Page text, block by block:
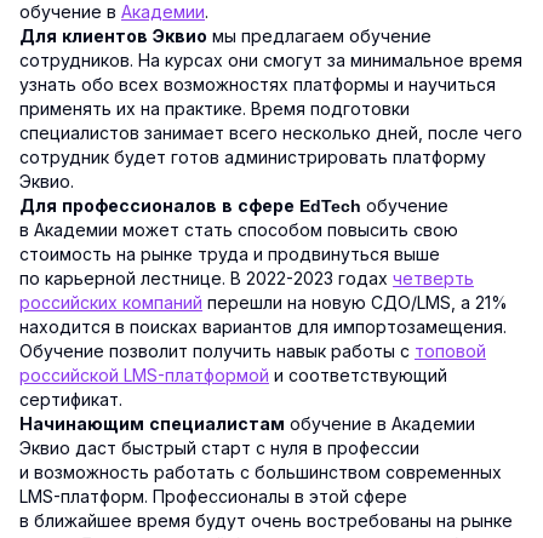
обучение в Академии.
Для клиентов Эквио мы предлагаем обучение
сотрудников. На курсах они смогут за минимальное время
узнать обо всех возможностях платформы и научиться
применять их на практике. Время подготовки
специалистов занимает всего несколько дней, после чего
сотрудник будет готов администрировать платформу
Эквио.
Для профессионалов в сфере EdTech обучение
в Академии может стать способом повысить свою
стоимость на рынке труда и продвинуться выше
по карьерной лестнице. В 2022-2023 годах четверть
российских компаний перешли на новую СДО/LMS, а 21%
находится в поисках вариантов для импортозамещения.
Обучение позволит получить навык работы с топовой
российской LMS-платформой и соответствующий
сертификат.
Начинающим специалистам обучение в Академии
Эквио даст быстрый старт с нуля в профессии
и возможность работать с большинством современных
LMS-платформ. Профессионалы в этой сфере
в ближайшее время будут очень востребованы на рынке